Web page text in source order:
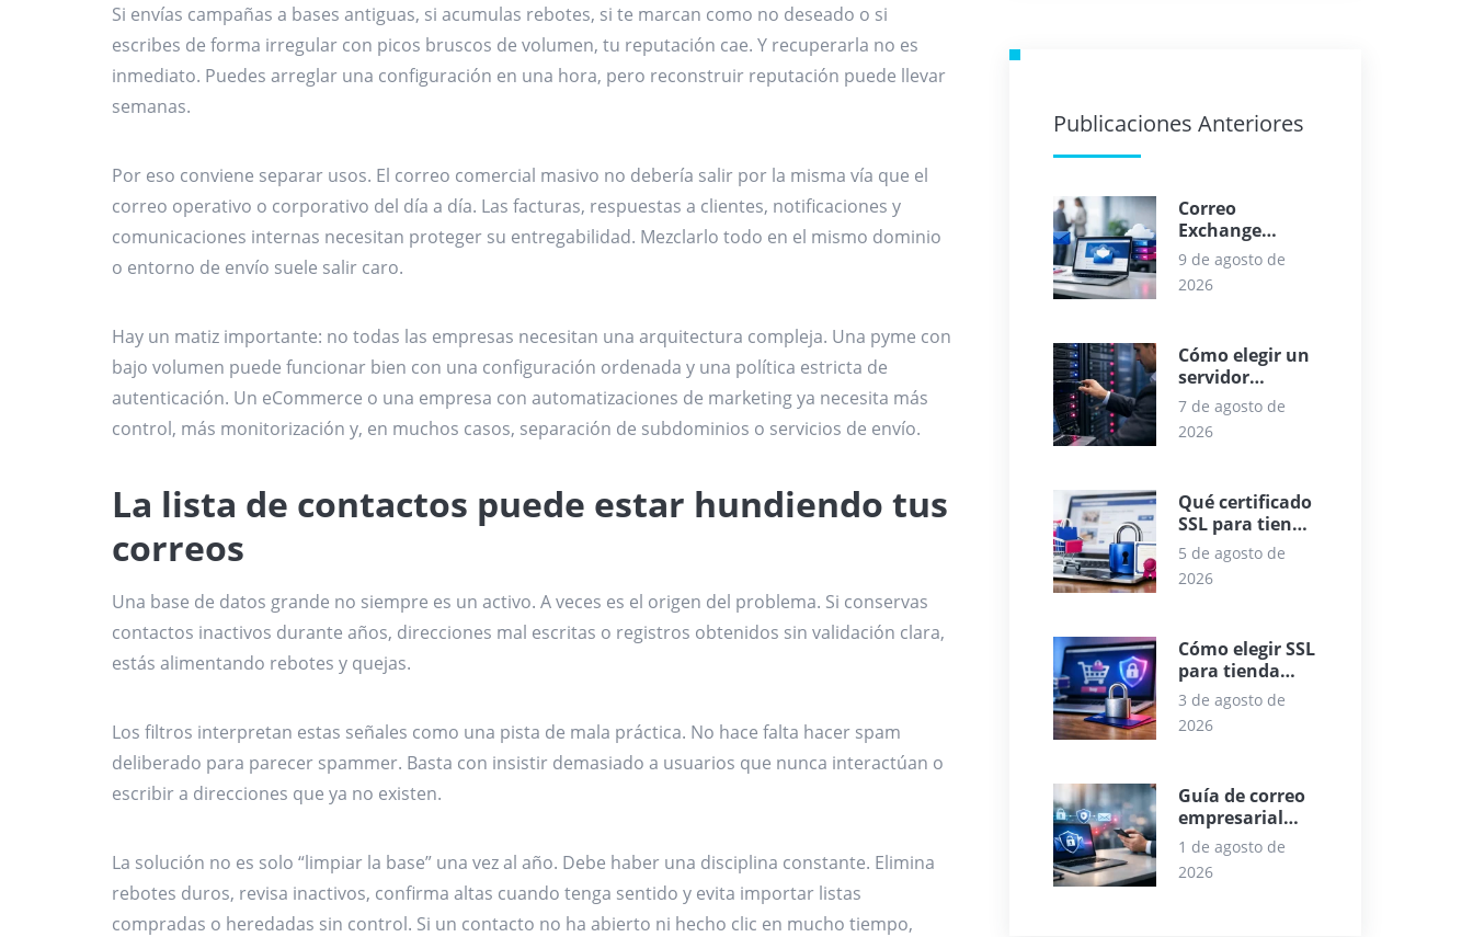
Si envías campañas a bases antiguas, si acumulas rebotes, si te marcan como no deseado o si
escribes de forma irregular con picos bruscos de volumen, tu reputación cae. Y recuperarla no es
inmediato. Puedes arreglar una configuración en una hora, pero reconstruir reputación puede llevar
semanas.
Por eso conviene separar usos. El correo comercial masivo no debería salir por la misma vía que el
correo operativo o corporativo del día a día. Las facturas, respuestas a clientes, notificaciones y
comunicaciones internas necesitan proteger su entregabilidad. Mezclarlo todo en el mismo dominio
o entorno de envío suele salir caro.
Hay un matiz importante: no todas las empresas necesitan una arquitectura compleja. Una pyme con
bajo volumen puede funcionar bien con una configuración ordenada y una política estricta de
autenticación. Un eCommerce o una empresa con automatizaciones de marketing ya necesita más
control, más monitorización y, en muchos casos, separación de subdominios o servicios de envío.
La lista de contactos puede estar hundiendo tus
correos
Una base de datos grande no siempre es un activo. A veces es el origen del problema. Si conservas
contactos inactivos durante años, direcciones mal escritas o registros obtenidos sin validación clara,
estás alimentando rebotes y quejas.
Los filtros interpretan estas señales como una pista de mala práctica. No hace falta hacer spam
deliberado para parecer spammer. Basta con insistir demasiado a usuarios que nunca interactúan o
escribir a direcciones que ya no existen.
La solución no es solo “limpiar la base” una vez al año. Debe haber una disciplina constante. Elimina
rebotes duros, revisa inactivos, confirma altas cuando tenga sentido y evita importar listas
compradas o heredadas sin control. Si un contacto no ha abierto ni hecho clic en mucho tiempo,
Publicaciones Anteriores
Correo
Exchange
Online para
empresas fiable
9 de agosto de
2026
Cómo elegir un
servidor
dedicado
empresarial
7 de agosto de
2026
Qué certificado
SSL para tienda
online elegir
5 de agosto de
2026
Cómo elegir SSL
para tienda
online con
criterio
3 de agosto de
2026
Guía de correo
empresarial
seguro para
empresas
1 de agosto de
2026